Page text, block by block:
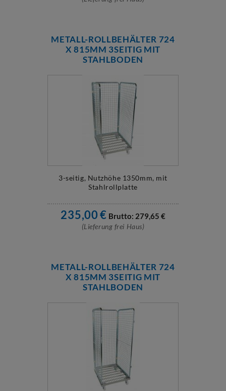
METALL-ROLLBEHÄLTER 724
X 815MM 3SEITIG MIT
STAHLBODEN
3-seitig, Nutzhöhe 1350mm, mit
Stahlrollplatte
235,00€ Brutto: 279,65 €
(Lieferung frei Haus)
METALL-ROLLBEHÄLTER 724
X 815MM 3SEITIG MIT
STAHLBODEN